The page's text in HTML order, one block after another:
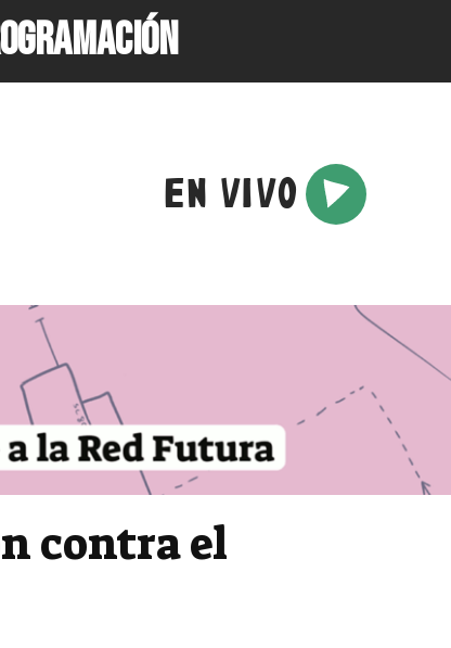
EN VIVO
contra el